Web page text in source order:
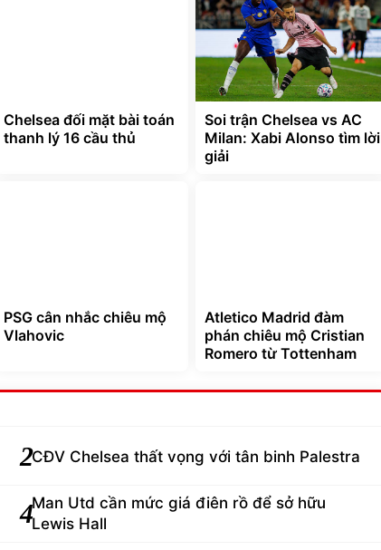
Chelsea đối mặt bài toán
thanh lý 16 cầu thủ
Soi trận Chelsea vs AC
Milan: Xabi Alonso tìm lời
giải
PSG cân nhắc chiêu mộ
Vlahovic
Atletico Madrid đàm
phán chiêu mộ Cristian
Romero từ Tottenham
2CĐV Chelsea thất vọng với tân binh Palestra
4Man Utd cần mức giá điên rồ để sở hữu
Lewis Hall